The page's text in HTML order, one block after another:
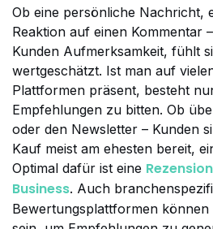
Ob eine persönliche Nachricht,
Reaktion auf einen Kommentar
Kunden Aufmerksamkeit, fühlt
wertgeschätzt. Ist man auf
Plattformen präsent, besteht
Empfehlungen zu bitten. Ob
oder den Newsletter – Kunden
Kauf meist am ehesten bereit,
Optimal dafür ist eine
Business. Auch
Bewertungsplattformen können